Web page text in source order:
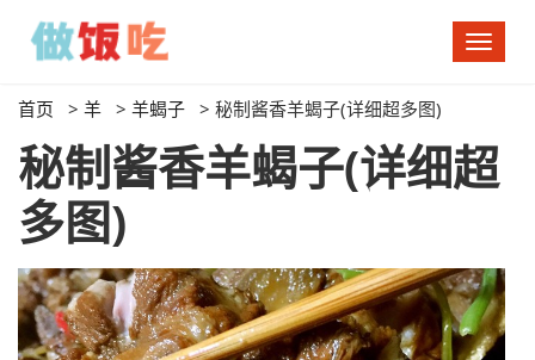
切
换
首页 > 羊 > 羊蝎子 > 秘制酱香羊蝎子(详细超多图)
秘制酱香羊蝎子(详细超
多图)